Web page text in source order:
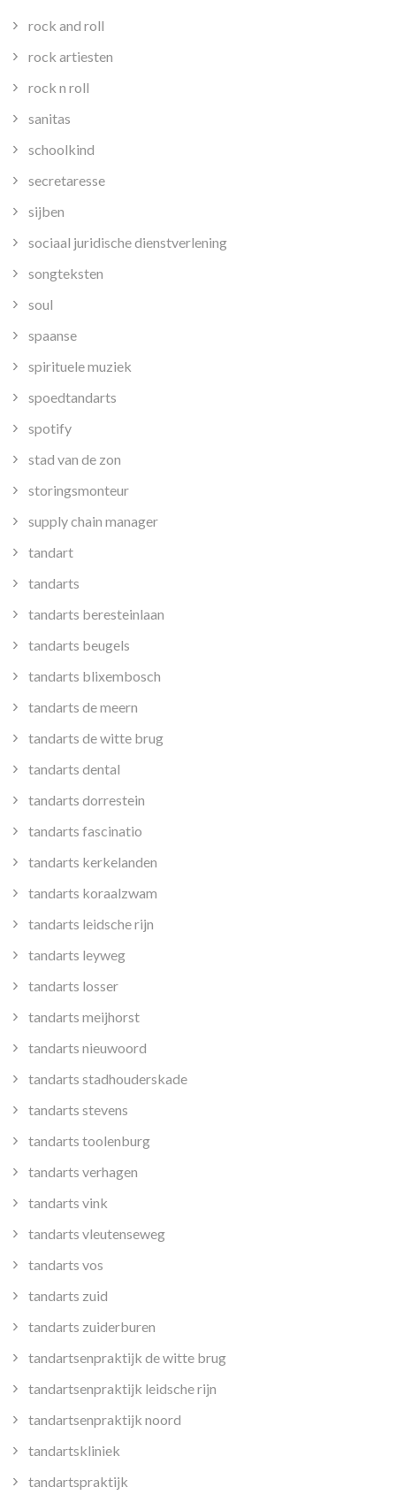
rock and roll
rock artiesten
rock n roll
sanitas
schoolkind
secretaresse
sijben
sociaal juridische dienstverlening
songteksten
soul
spaanse
spirituele muziek
spoedtandarts
spotify
stad van de zon
storingsmonteur
supply chain manager
tandart
tandarts
tandarts beresteinlaan
tandarts beugels
tandarts blixembosch
tandarts de meern
tandarts de witte brug
tandarts dental
tandarts dorrestein
tandarts fascinatio
tandarts kerkelanden
tandarts koraalzwam
tandarts leidsche rijn
tandarts leyweg
tandarts losser
tandarts meijhorst
tandarts nieuwoord
tandarts stadhouderskade
tandarts stevens
tandarts toolenburg
tandarts verhagen
tandarts vink
tandarts vleutenseweg
tandarts vos
tandarts zuid
tandarts zuiderburen
tandartsenpraktijk de witte brug
tandartsenpraktijk leidsche rijn
tandartsenpraktijk noord
tandartskliniek
tandartspraktijk